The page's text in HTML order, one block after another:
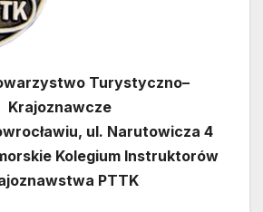
Turystyczno–
Krajoznawcze
ul. Narutowicza 4
Kolegium Instruktorów
PTTK